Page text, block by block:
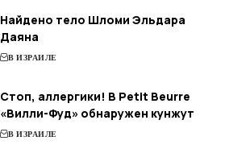
Найдено тело Шломи Эльдара
Даяна
В ИЗРАИЛЕ
Стоп, аллергики! В Petit Beurre
«Вилли-Фуд» обнаружен кунжут
В ИЗРАИЛЕ